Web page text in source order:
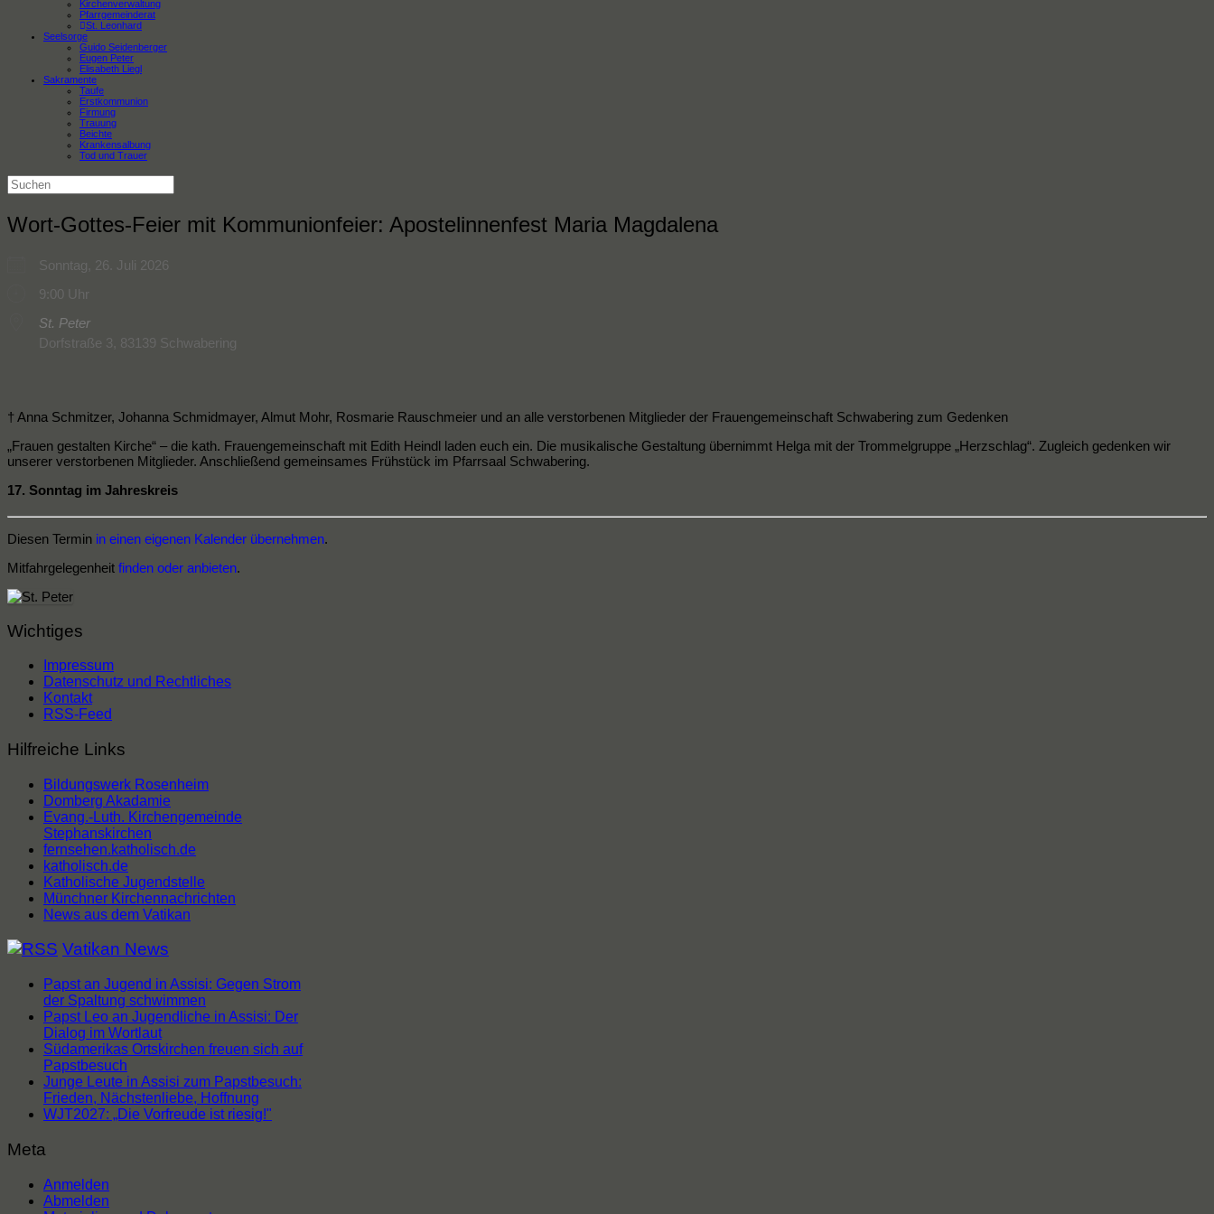
Kirchenverwaltung
Pfarrgemeinderat
St. Leonhard
Seelsorge
Guido Seidenberger
Eugen Peter
Elisabeth Liegl
Sakramente
Taufe
Erstkommunion
Firmung
Trauung
Beichte
Krankensalbung
Tod und Trauer
Suchen
nach:
Wort-Gottes-Feier mit Kommunionfeier: Apostelinnenfest Maria Magdalena
Sonntag, 26. Juli 2026
9:00 Uhr
St. Peter
Dorfstraße 3, 83139 Schwabering
† Anna Schmitzer, Johanna Schmidmayer, Almut Mohr, Rosmarie Rauschmeier und an alle verstorbenen Mitglieder der Frauengemeinschaft Schwabering zum Gedenken
„Frauen gestalten Kirche“ – die kath. Frauengemeinschaft mit Edith Heindl laden euch ein. Die musikalische Gestaltung übernimmt Helga mit der Trommelgruppe „Herzschlag“. Zugleich gedenken wir
unserer verstorbenen Mitglieder. Anschließend gemeinsames Frühstück im Pfarrsaal Schwabering.
17. Sonntag im Jahreskreis
Diesen Termin in einen eigenen Kalender übernehmen.
Mitfahrgelegenheit finden oder anbieten.
Wichtiges
Impressum
Datenschutz und Rechtliches
Kontakt
RSS-Feed
Hilfreiche Links
Bildungswerk Rosenheim
Domberg Akadamie
Evang.-Luth. Kirchengemeinde
Stephanskirchen
fernsehen.katholisch.de
katholisch.de
Katholische Jugendstelle
Münchner Kirchennachrichten
News aus dem Vatikan
Vatikan News
Papst an Jugend in Assisi: Gegen Strom
der Spaltung schwimmen
Papst Leo an Jugendliche in Assisi: Der
Dialog im Wortlaut
Südamerikas Ortskirchen freuen sich auf
Papstbesuch
Junge Leute in Assisi zum Papstbesuch:
Frieden, Nächstenliebe, Hoffnung
WJT2027: „Die Vorfreude ist riesig!"
Meta
Anmelden
Abmelden